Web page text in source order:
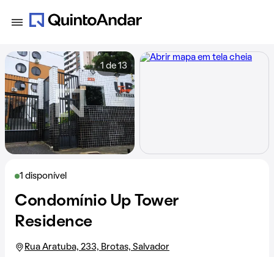
1 disponível
Condomínio Up Tower
Residence
Rua Aratuba, 233, Brotas, Salvador
1 de 13